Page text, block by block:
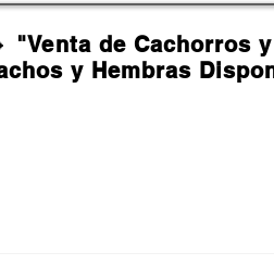
"Venta de Cachorros
y Hembras